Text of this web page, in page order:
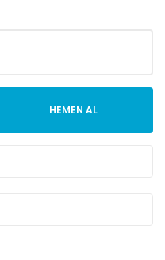
HEMEN AL